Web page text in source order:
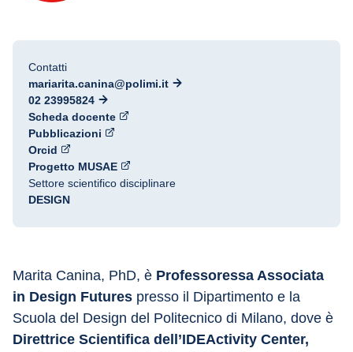
Contatti
mariarita.canina@polimi.it
02 23995824
Scheda docente
Pubblicazioni
Orcid
Progetto MUSAE
Settore scientifico disciplinare
DESIGN
Marita Canina, PhD, è Professoressa Associata
in Design Futures presso il Dipartimento e la
Scuola del Design del Politecnico di Milano, dove è
Direttrice Scientifica dell’IDEActivity Center,